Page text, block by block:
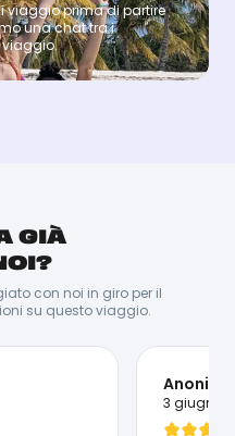
viaggio prima di partire
una chat tra i
viaggio.
si rispetti, Santos ama
i suoi amici in nuove
in Repubblica
tutto della
che gli viene meglio
semplice catturare
🇬🇧 Inglese
GIÀ
con noi in giro per il
su questo viaggio.
Anonimo
3 giugno